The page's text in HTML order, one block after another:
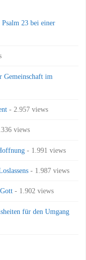
23 bei einer
Gemeinschaft im
- 2.957 views
views
- 1.991 views
- 1.987 views
- 1.902 views
für den Umgang